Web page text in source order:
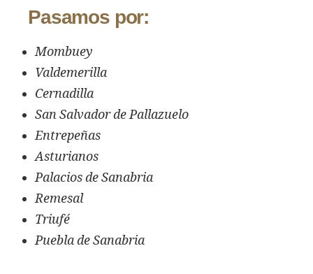
Pasamos por:
Mombuey
Valdemerilla
Cernadilla
San Salvador de Pallazuelo
Entrepeñas
Asturianos
Palacios de Sanabria
Remesal
Triufé
Puebla de Sanabria